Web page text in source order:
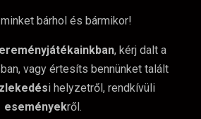
bárhol és bármikor!
, kérj dalt a
ban, vagy értesíts bennünket talált
i helyzetről, rendkívüli
eseményekről.